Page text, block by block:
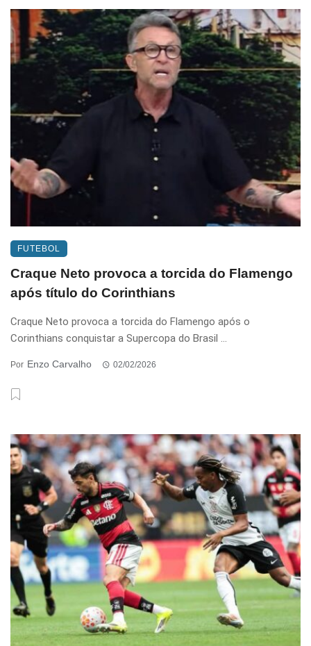
FUTEBOL
Craque Neto provoca a torcida do Flamengo
após título do Corinthians
Craque Neto provoca a torcida do Flamengo após o
Corinthians conquistar a Supercopa do Brasil ...
Por Enzo Carvalho 02/02/2026